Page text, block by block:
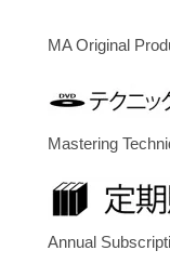
MA Original
Mastering
Annual